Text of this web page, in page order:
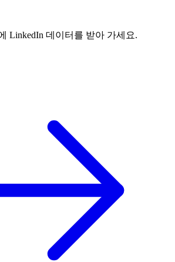
LinkedIn 데이터를 받아 가세요.